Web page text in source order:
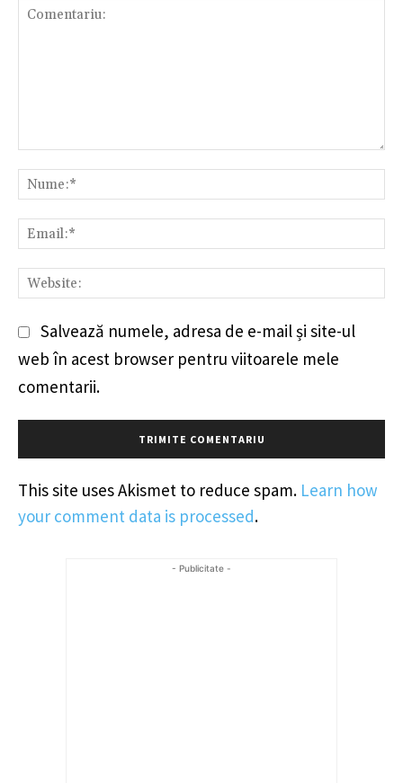
Salvează numele, adresa de e-mail și site-ul
web în acest browser pentru viitoarele mele
comentarii.
This site uses Akismet to reduce spam. Learn how
your comment data is processed.
- Publicitate -